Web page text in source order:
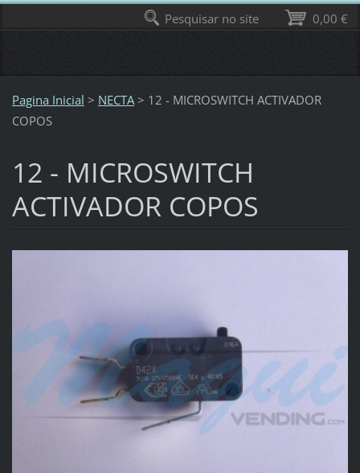
Pagina Inicial > NECTA > 12 - MICROSWITCH ACTIVADOR
COPOS
12 - MICROSWITCH
ACTIVADOR COPOS
0,00 €
Pesquisar no site